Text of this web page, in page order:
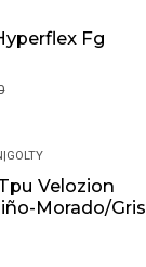
Fg
|GOLTY
Velozion
Morado/Gris